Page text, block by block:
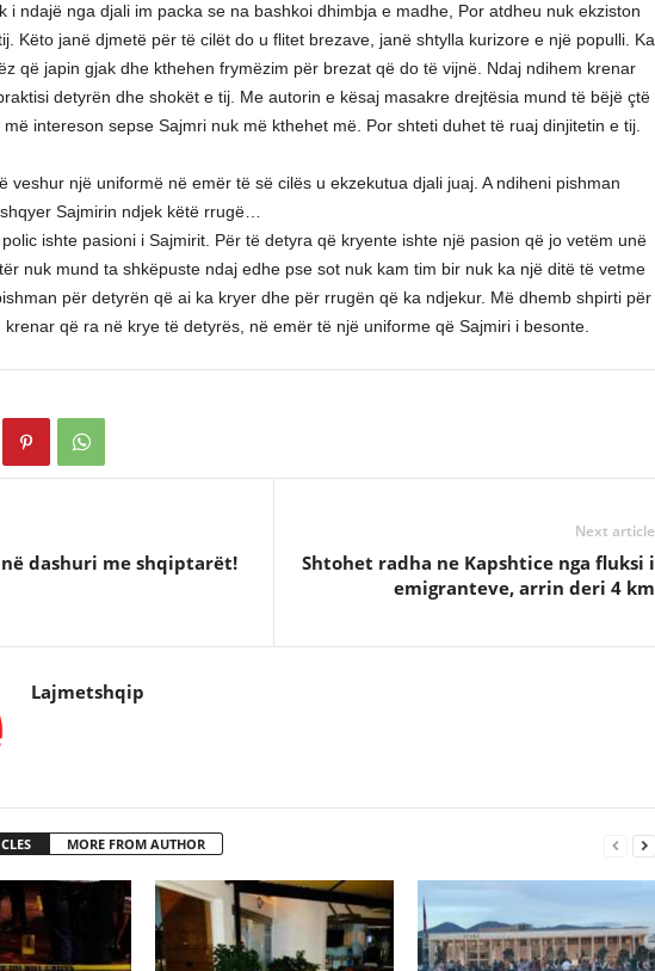
i ndajë nga djali im packa se na bashkoi dhimbja e madhe, Por atdheu nuk ekziston
Këto janë djmetë për të cilët do u flitet brezave, janë shtylla kurizore e një populli. Ka
që japin gjak dhe kthehen frymëzim për brezat që do të vijnë. Ndaj ndihem krenar
detyrën dhe shokët e tij. Me autorin e kësaj masakre drejtësia mund të bëjë çtë
intereson sepse Sajmri nuk më kthehet më. Por shteti duhet të ruaj dinjitetin e tij.
veshur një uniformë në emër të së cilës u ekzekutua djali juaj. A ndiheni pishman
Sajmirin ndjek këtë rrugë…
ishte pasioni i Sajmirit. Për të detyra që kryente ishte një pasion që jo vetëm unë
nuk mund ta shkëpuste ndaj edhe pse sot nuk kam tim bir nuk ka një ditë të vetme
për detyrën që ai ka kryer dhe për rrugën që ka ndjekur. Më dhemb shpirti për
që ra në krye të detyrës, në emër të një uniforme që Sajmiri i besonte.
në dashuri me shqiptarët!
Next article
Shtohet radha ne Kapshtice nga fluksi i
emigranteve, arrin deri 4 km
Lajmetshqip
MORE FROM AUTHOR